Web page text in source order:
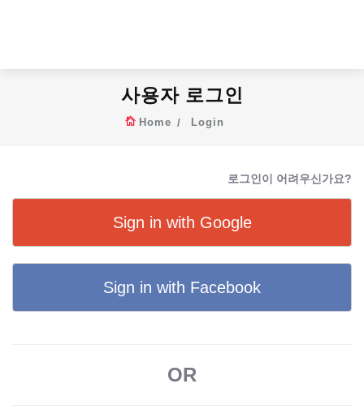
사용자 로그인
Home Login
로그인이 어려우신가요?
Sign in with Google
Sign in with Facebook
OR